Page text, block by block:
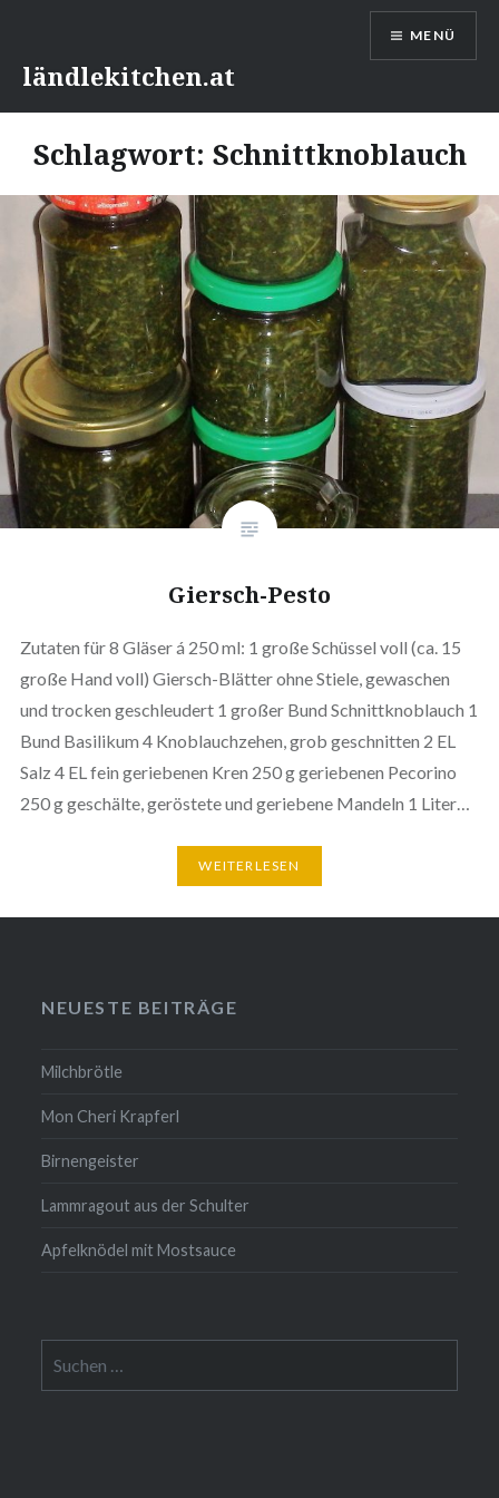
Inhaltländlekitchen.at
MENÜ
Schlagwort: Schnittknoblauch
Giersch-Pesto
Zutaten für 8 Gläser á 250 ml: 1 große Schüssel voll (ca. 15
große Hand voll) Giersch-Blätter ohne Stiele, gewaschen
und trocken geschleudert 1 großer Bund Schnittknoblauch 1
Bund Basilikum 4 Knoblauchzehen, grob geschnitten 2 EL
Salz 4 EL fein geriebenen Kren 250 g geriebenen Pecorino
250 g geschälte, geröstete und geriebene Mandeln 1 Liter…
WEITERLESEN
NEUESTE BEITRÄGE
Milchbrötle
Mon Cheri Krapferl
Birnengeister
Lammragout aus der Schulter
Apfelknödel mit Mostsauce
nach: